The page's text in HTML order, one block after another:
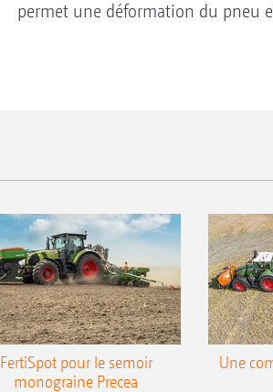
permet une déformation du pneu
FertiSpot pour le semoir
monograine Precea
Une